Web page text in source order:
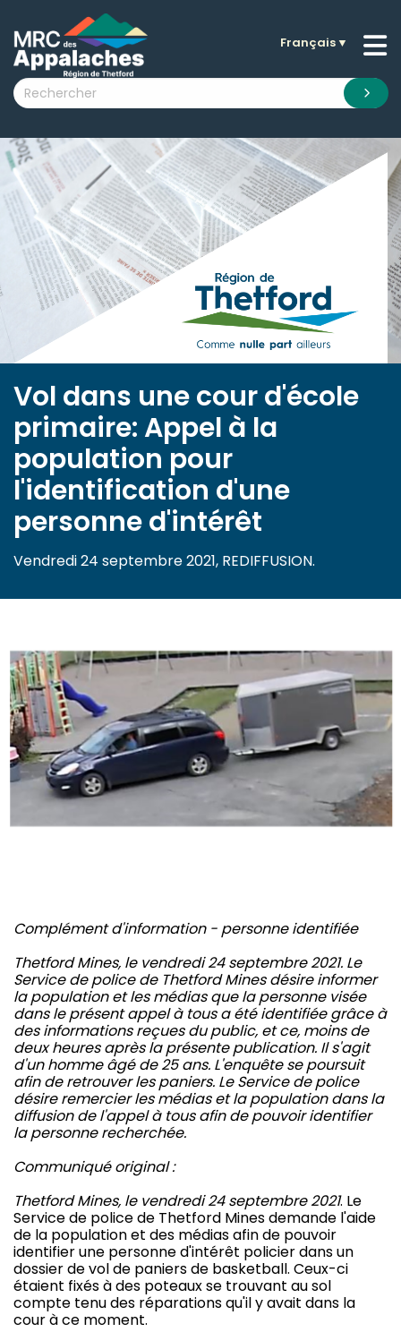
submenu (La MRC )
submenu (Citoyens )
submenu (Visiteurs )
submenu (Nouvelles )
submenu (Documentation )
Français▼
Vol dans une cour d'école
primaire: Appel à la
population pour
l'identification d'une
personne d'intérêt
Vendredi 24 septembre 2021, REDIFFUSION.
Complément d'information - personne identifiée
Thetford Mines, le vendredi 24 septembre 2021. Le
Service de police de Thetford Mines désire informer
la population et les médias que la personne visée
dans le présent appel à tous a été identifiée grâce à
des informations reçues du public, et ce, moins de
deux heures après la présente publication. Il s'agit
d'un homme âgé de 25 ans. L'enquête se poursuit
afin de retrouver les paniers. Le Service de police
désire remercier les médias et la population dans la
diffusion de l'appel à tous afin de pouvoir identifier
la personne recherchée.
Communiqué original :
Thetford Mines, le vendredi 24 septembre 2021. Le
Service de police de Thetford Mines demande l'aide
de la population et des médias afin de pouvoir
identifier une personne d'intérêt policier dans un
dossier de vol de paniers de basketball. Ceux-ci
étaient fixés à des poteaux se trouvant au sol
compte tenu des réparations qu'il y avait dans la
cour à ce moment.